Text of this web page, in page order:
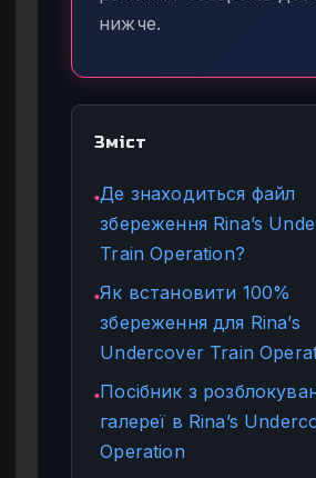
нижче.
Зміст
●Де знаходиться файл
збереження Rina’s
Train Operation?
●Як встановити 100%
збереження для Rina’s
Undercover Train
●Посібник з
галереї в Rina’s
Operation